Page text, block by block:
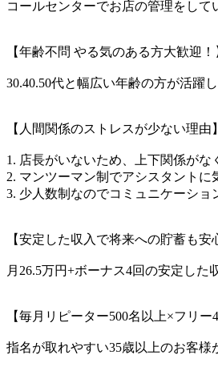
コールセンターでお店の管理をして
【年齢不問 やる気のある方大歓迎！
30.40.50代と幅広い年齢の方が活躍
【人間関係のストレスが少ない理由】
1. 店長がいないため、上下関係が
2. マンツーマン制でアシスタントに
3. 少人数制なのでコミュニケーショ
【安定した収入で将来への貯蓄も安
月26.5万円+ボーナス4回の安定した
【毎月リピーター500名以上×フリー
指名が取れやすい35歳以上のお客様